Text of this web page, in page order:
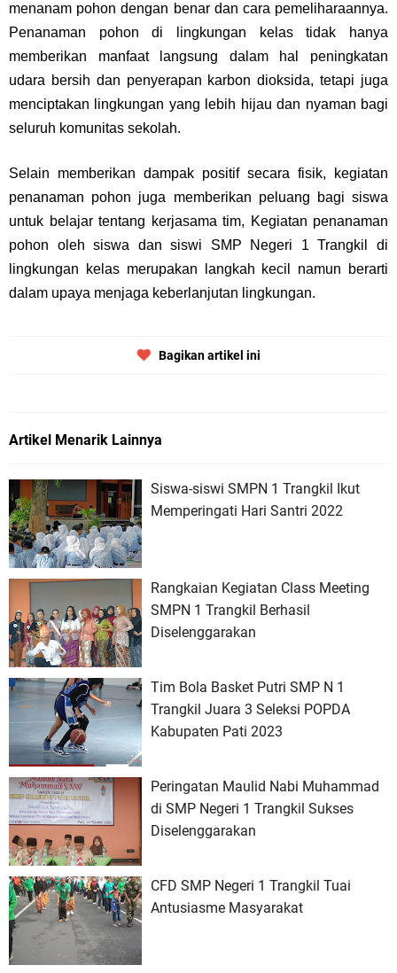
menanam pohon dengan benar dan cara pemeliharaannya.
Penanaman pohon di lingkungan kelas tidak hanya
memberikan manfaat langsung dalam hal peningkatan
udara bersih dan penyerapan karbon dioksida, tetapi juga
menciptakan lingkungan yang lebih hijau dan nyaman bagi
seluruh komunitas sekolah.
Selain memberikan dampak positif secara fisik, kegiatan
penanaman pohon juga memberikan peluang bagi siswa
untuk belajar tentang kerjasama tim, Kegiatan penanaman
pohon oleh siswa dan siswi SMP Negeri 1 Trangkil di
lingkungan kelas merupakan langkah kecil namun berarti
dalam upaya menjaga keberlanjutan lingkungan.
Bagikan artikel ini
Artikel Menarik Lainnya
Siswa-siswi SMPN 1 Trangkil Ikut
Memperingati Hari Santri 2022
Rangkaian Kegiatan Class Meeting
SMPN 1 Trangkil Berhasil
Diselenggarakan
Tim Bola Basket Putri SMP N 1
Trangkil Juara 3 Seleksi POPDA
Kabupaten Pati 2023
Peringatan Maulid Nabi Muhammad
di SMP Negeri 1 Trangkil Sukses
Diselenggarakan
CFD SMP Negeri 1 Trangkil Tuai
Antusiasme Masyarakat